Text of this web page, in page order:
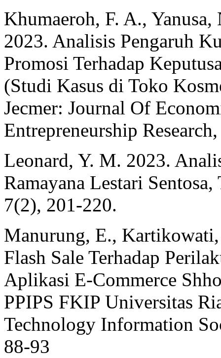
Khumaeroh, F. A.,
2023. Analisis Pengaruh
Promosi Terhadap
(Studi Kasus di Toko
Jecmer: Journal Of
Entrepreneurship
Leonard, Y. M. 2023.
Ramayana Lestari
7(2), 201-220.
Manurung, E.,
Flash Sale Terhadap
Aplikasi E-Commerce
PPIPS FKIP Universitas
Technology Information
88-93